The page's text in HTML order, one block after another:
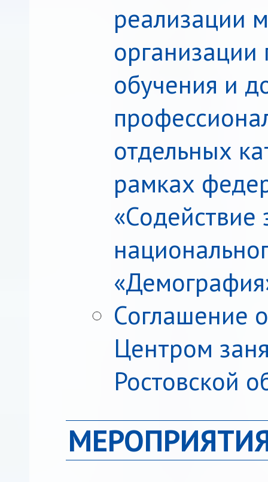
реализации
организации
обучения и
отдельных
рамках
«Содействие
Соглашение
Центром
Ростовской